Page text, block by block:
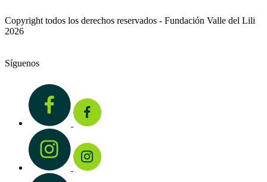
Copyright todos los derechos reservados - Fundación Valle del Lili
2026
Síguenos